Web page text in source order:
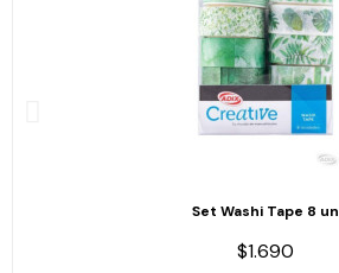
Set Washi Tape 8 un
$1.690